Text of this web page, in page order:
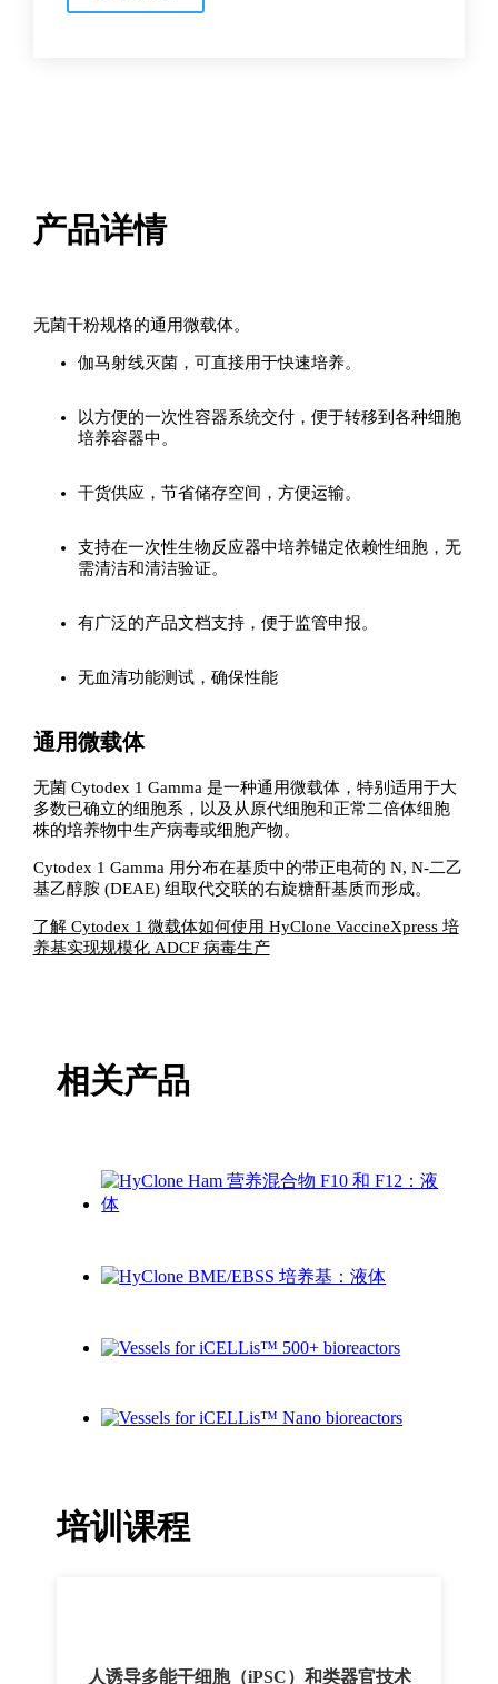
体
产品详情
无菌干粉规格的通用微载体。
伽马射线灭菌，可直接用于快速培养。
以方便的一次性容器系统交付，便于转移到各种细胞
培养容器中。
干货供应，节省储存空间，方便运输。
支持在一次性生物反应器中培养锚定依赖性细胞，无
需清洁和清洁验证。
有广泛的产品文档支持，便于监管申报。
无血清功能测试，确保性能
通用微载体
无菌 Cytodex 1 Gamma 是一种通用微载体，特别适用于大
多数已确立的细胞系，以及从原代细胞和正常二倍体细胞
株的培养物中生产病毒或细胞产物。
Cytodex 1 Gamma 用分布在基质中的带正电荷的 N, N-二乙
基乙醇胺 (DEAE) 组取代交联的右旋糖酐基质而形成。
了解 Cytodex 1 微载体如何使用 HyClone VaccineXpress 培
养基实现规模化 ADCF 病毒生产
相关产品
培训课程
人诱导多能干细胞（iPSC）和类器官技术